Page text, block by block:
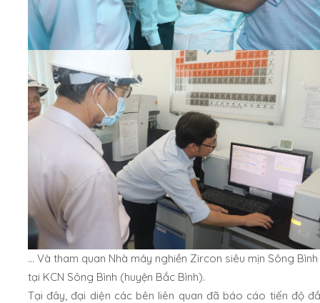
… Và tham quan Nhà máy nghiền Zircon siêu mịn Sông Bình
tại KCN Sông Bình (huyện Bắc Bình).
Tại đây, đại diện các bên liên quan đã báo cáo tiến độ